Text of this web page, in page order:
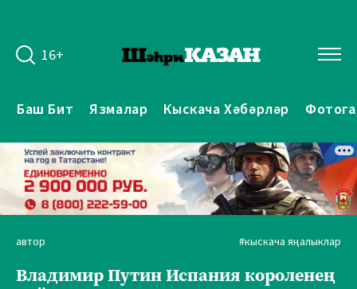
16+
Баш Бит Язмалар Кыскача Хәбәрләр
автор #кыскача яңалыклар
Владимир Путин Испания короленең